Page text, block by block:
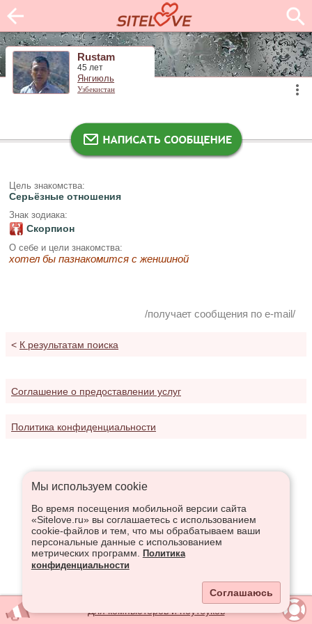
Rustam
45 лет
Янгиюль
Узбекистан
Цель знакомства:
Серьёзные отношения
Знак зодиака:
Скорпион
О себе и цели знакомства:
хотел бы пазнакомится с женшиной
/получает сообщения по e-mail/
< К результатам поиска
Соглашение о предоставлении услуг
Политика конфиденциальности
Мы используем сookie
Во время посещения мобильной версии сайта
«Sitelove.ru» вы соглашаетесь с использованием
cookie-файлов и тем, что мы обрабатываем ваши
персональные данные с использованием
метрических программ.
Политика
конфиденциальности
Соглашаюсь
Для компьютеров и ноутбуков